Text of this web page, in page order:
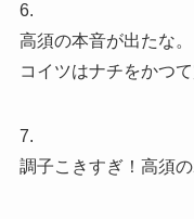
6.
高須の本音が出たな。
コイツはナチをかつ
7.
調子こきすぎ！高須